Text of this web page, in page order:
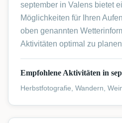
september in Valens bietet
Möglichkeiten für Ihren
oben genannten
Aktivitäten optimal zu planen
Empfohlene Aktivitäten in
Herbstfotografie, Wandern,